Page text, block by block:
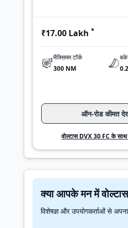
₹17.00 Lakh *
मैक्सिमम टॉर्क
300 NM
ऑन-रोड कीमत
वोल्टास DVX 30 FC के
विशेषज्ञ और उपयोगकर्ताओं से अपना